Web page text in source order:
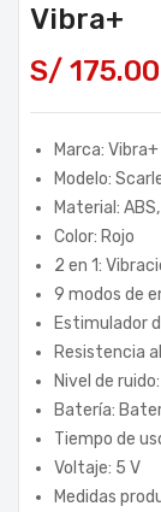
Vibra+
S/ 175.00
Marca: Vibra+
Modelo:
Material:
Color: Rojo
2 en 1:
9 modos de
Estimulador
Resistencia
Nivel de
Batería:
Tiempo de
Voltaje: 5 V
Medidas